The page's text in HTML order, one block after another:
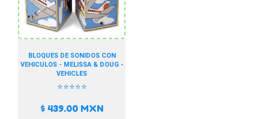
BLOQUES DE SONIDOS CON
VEHICULOS - MELISSA & DOUG -
VEHICLES
⭐⭐⭐⭐⭐
$ 439.00 MXN